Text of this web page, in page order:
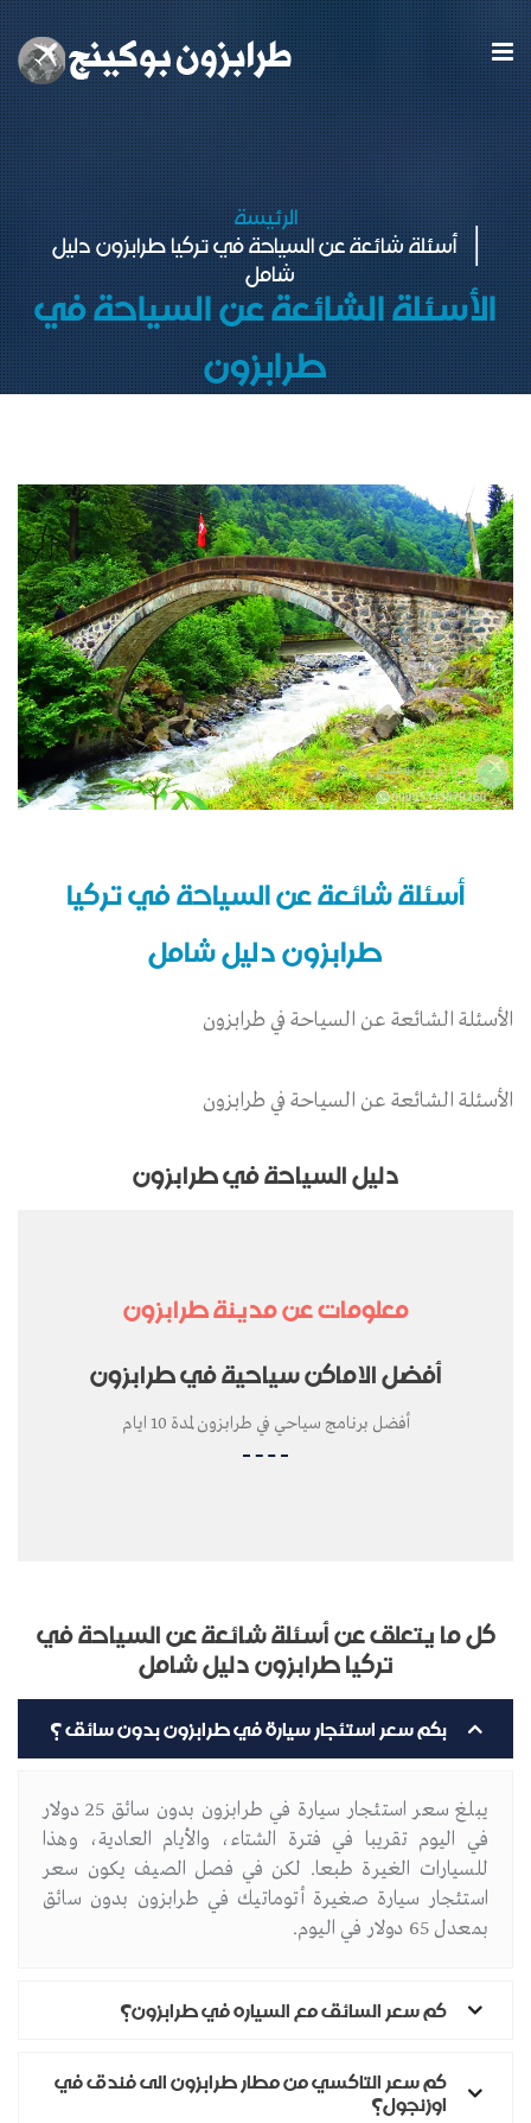
الأسئلة الشائعة عن السياحة في
طرابزون
الرئيسة
أسئلة شائعة عن السياحة في تركيا طرابزون دليل
شامل
أسئلة شائعة عن السياحة في تركيا
طرابزون دليل شامل
الأسئلة الشائعة عن السياحة في طرابزون
الأسئلة الشائعة عن السياحة في طرابزون
دليل السياحة في طرابزون
معلومات عن مدينة طرابزون
أفضل الاماكن سياحية في طرابزون
أفضل برنامج سياحي في طرابزون لمدة 10 ايام
كل ما يتعلق عن أسئلة شائعة عن السياحة في
تركيا طرابزون دليل شامل
بكم سعر استئجار سيارة في طرابزون بدون سائق ؟
يبلغ سعر استئجار سيارة في طرابزون بدون سائق 25 دولار
في اليوم تقريبا في فترة الشتاء، والأيام العادية، وهذا
للسيارات الغيرة طبعا. لكن في فصل الصيف يكون سعر
استئجار سيارة صغيرة أتوماتيك في طرابزون بدون سائق
بمعدل 65 دولار في اليوم.
كم سعر السائق مع السياره في طرابزون؟
كم سعر التاكسي من مطار طرابزون الى فندق في
اوزنجول؟